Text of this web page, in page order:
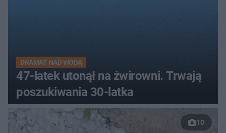
DRAMAT NAD WODĄ
47-latek utonął na żwirowni. Trwają
poszukiwania 30-latka
10